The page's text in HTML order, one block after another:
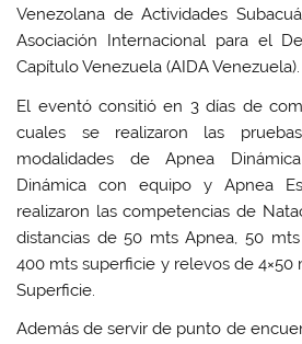
Venezolana de Actividades
Asociación Internacional para el
Capítulo Venezuela (AIDA Venezuela).
El eventó consitió en 3 días de
cuales se realizaron las
modalidades de Apnea
Dinámica con equipo y Apnea
realizaron las competencias de
distancias de 50 mts Apnea, 50
400 mts superficie y relevos de 4×50
Superficie.
Además de servir de punto de